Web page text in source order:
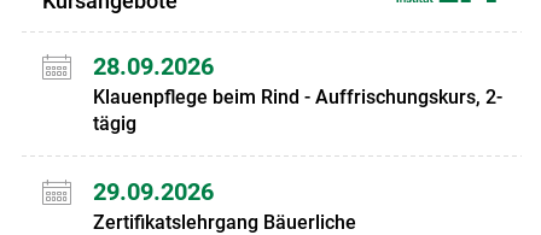
28.09.2026
Klauenpflege beim Rind - Auffrischungskurs, 2-
tägig
29.09.2026
Zertifikatslehrgang Bäuerliche